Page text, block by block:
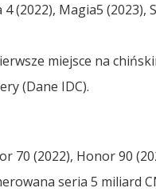
(2022), Magia5 (2023),
miejsce na
(Dane IDC).
70 (2022), Honor 90
seria 5 miliard